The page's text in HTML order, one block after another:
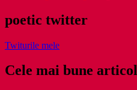
poetic twitter
Twiturile mele
Cele mai bune